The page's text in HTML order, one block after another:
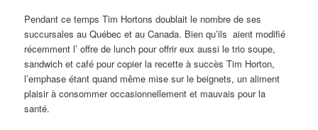
Pendant ce temps Tim Hortons doublait le nombre de ses
succursales au Québec et au Canada. Bien qu’ils aient modifié
récemment l’ offre de lunch pour offrir eux aussi le trio soupe,
sandwich et café pour copier la recette à succès Tim Horton,
l’emphase étant quand même mise sur le beignets, un aliment
plaisir à consommer occasionnellement et mauvais pour la
santé.